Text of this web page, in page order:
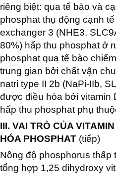
riêng biệt: qua tế bào và
phosphat thụ động cạnh
exchanger 3 (NHE3,
80%) hấp thu phosphat ở
phosphat qua tế bào
trung gian bởi chất vận
natri type II 2b (NaPi-IIb,
được điều hòa bởi vitamin
hấp thu phosphat phụ
III. VAI TRÒ CỦA
HÓA PHOSPHAT (tiếp)
Nồng độ phosphorus thấp
tổng hợp 1,25 dihydroxy